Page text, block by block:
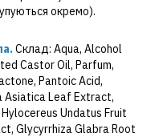
окремо).
Склад: Aqua, Alcohol
Castor Oil, Parfum,
Pantoic Acid,
Asiatica Leaf Extract,
Undatus Fruit
Glycyrrhiza Glabra Root